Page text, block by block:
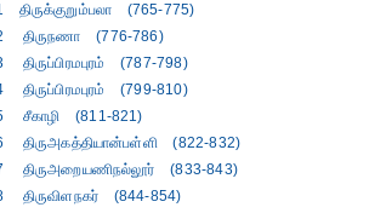
திருக்குறும்பலா (765-775)
திருநணா (776-786)
திருப்பிரமபுரம் (787-798)
திருப்பிரமபுரம் (799-810)
சீகாழி (811-821)
திருஅகத்தியான்பள்ளி (822-832)
திருஅறையணிநல்லூர் (833-843)
திருவிளநகர் (844-854)